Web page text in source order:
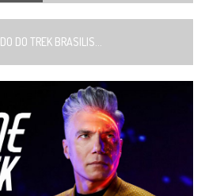
DO TREK BRASILIS...